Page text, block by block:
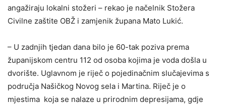
angažiraju lokalni stožeri – rekao je načelnik Stožera
Civilne zaštite OBŽ i zamjenik župana Mato Lukić.
– U zadnjih tjedan dana bilo je 60-tak poziva prema
županijskom centru 112 od osoba kojima je voda došla u
dvorište. Uglavnom je riječ o pojedinačnim slučajevima s
područja Našičkog Novog sela i Martina. Riječ je o
mjestima koja se nalaze u prirodnim depresijama, gdje